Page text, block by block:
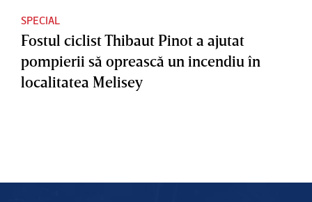
SPECIAL
Fostul ciclist Thibaut Pinot a ajutat
pompierii să oprească un incendiu în
localitatea Melisey